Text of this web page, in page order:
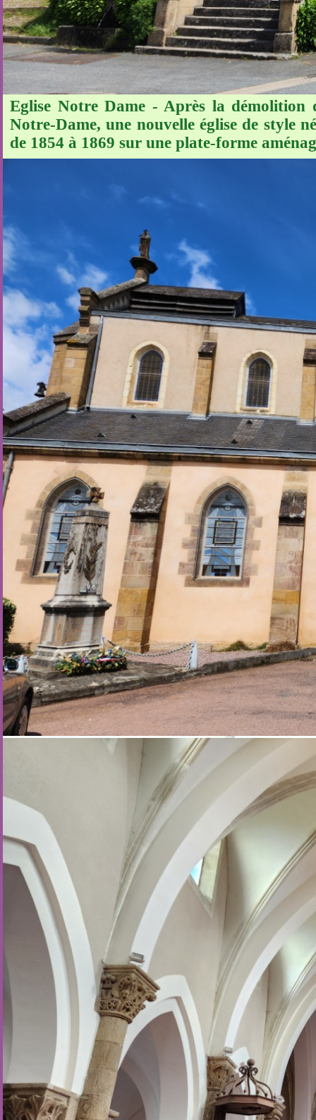
Eglise Notre Dame - Après la démolition
Notre-Dame, une nouvelle église de style
de 1854 à 1869 sur une plate-forme